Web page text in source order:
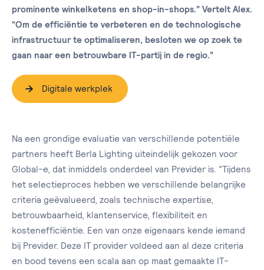
prominente winkelketens en shop-in-shops.” Vertelt Alex.
“Om de efficiëntie te verbeteren en de technologische
infrastructuur te optimaliseren, besloten we op zoek te
gaan naar een betrouwbare IT-partij in de regio.”
Digitale werkplek
Na een grondige evaluatie van verschillende potentiële
partners heeft Berla Lighting uiteindelijk gekozen voor
Global-e, dat inmiddels onderdeel van Previder is. “Tijdens
het selectieproces hebben we verschillende belangrijke
criteria geëvalueerd, zoals technische expertise,
betrouwbaarheid, klantenservice, flexibiliteit en
kostenefficiëntie. Een van onze eigenaars kende iemand
bij Previder. Deze IT provider voldeed aan al deze criteria
en bood tevens een scala aan op maat gemaakte IT-